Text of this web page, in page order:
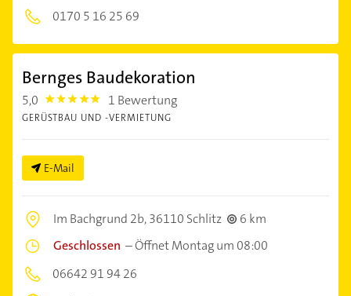
0170 5 16 25 69
Bernges Baudekoration
5,0 5.0 1 Bewertung
GERÜSTBAU UND -VERMIETUNG
E-Mail
Im Bachgrund 2b,36110 Schlitz
6 km
Geschlossen –Öffnet Montag um 08:00
06642 91 94 26